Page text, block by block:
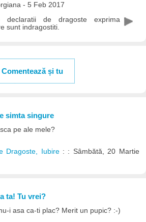
- 5 Feb 2017
declaratii de dragoste exprima
sunt indragostiti.
Comentează și tu
simta singure
pe ale mele?
Dragoste, Iubire : : Sâmbătă, 20 Martie
ta! Tu vrei?
i asa ca-ti plac? Merit un pupic? :-)